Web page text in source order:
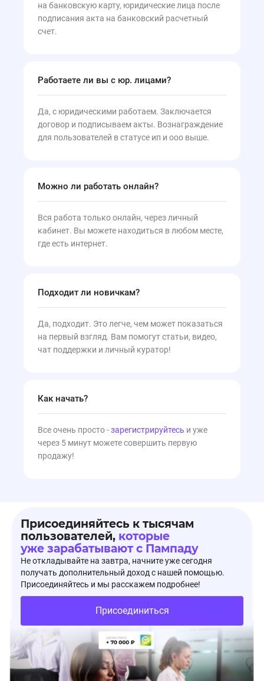
на банковскую карту, юридические лица после
подписания акта на банковский расчетный
счет.
Работаете ли вы с юр. лицами?
Да, с юридическими работаем. Заключается
договор и подписываем акты. Вознаграждение
для пользователей в статусе ип и ооо выше.
Можно ли работать онлайн?
Вся работа только онлайн, через личный
кабинет. Вы можете находиться в любом месте,
где есть интернет.
Подходит ли новичкам?
Да, подходит. Это легче, чем может показаться
на первый взгляд. Вам помогут статьи, видео,
чат поддержки и личный куратор!
Как начать?
Все очень просто -зарегистрируйтесь и уже
через 5 минут можете совершить первую
продажу!
Присоединяйтесь к тысячам
пользователей, которые
уже зарабатывают с Пампаду
Не откладывайте на завтра, начните уже сегодня
получать дополнительный доход с нашей помощью.
Присоединяйтесь и мы расскажем подробнее!
Присоединиться